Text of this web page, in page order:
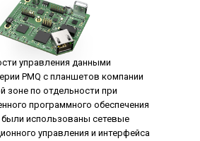
управления данными
PMQ с планшетов компании
зоне по отдельности при
программного обеспечения
были использованы сетевые
управления и интерфейса